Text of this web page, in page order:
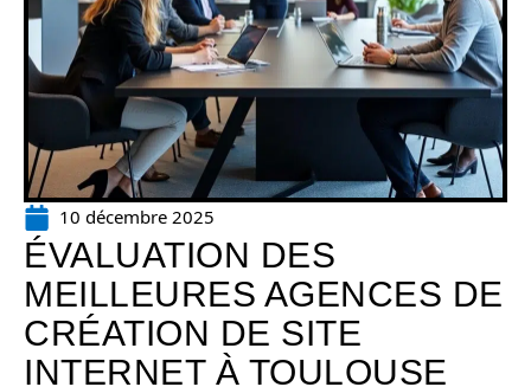
10 décembre 2025
ÉVALUATION DES
MEILLEURES AGENCES DE
CRÉATION DE SITE
INTERNET À TOULOUSE